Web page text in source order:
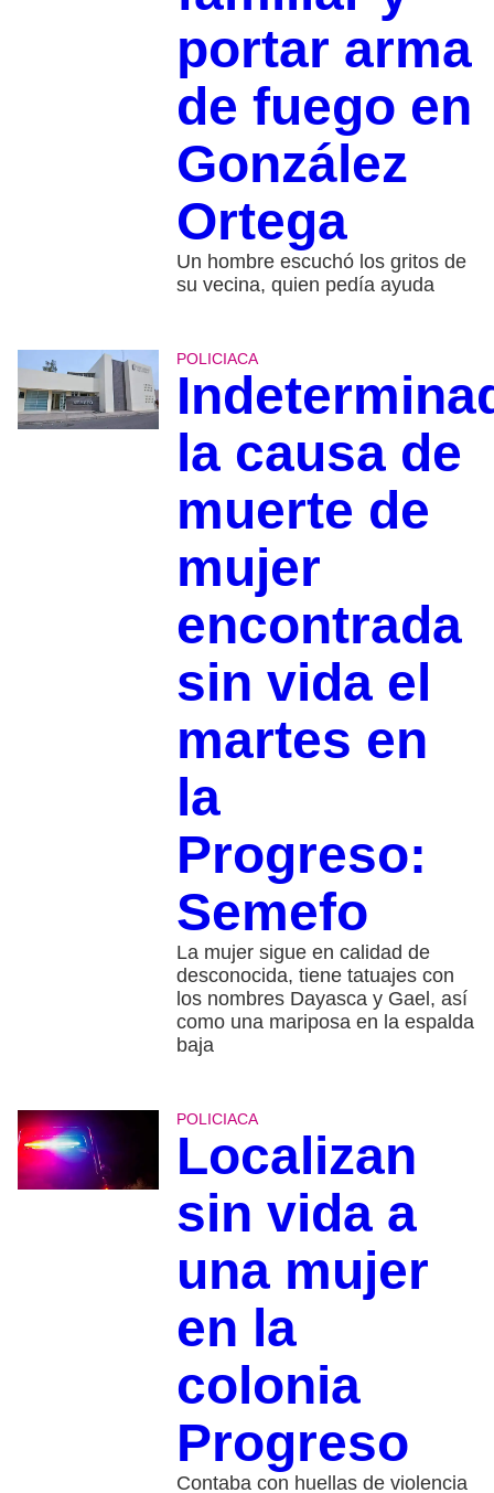
portar arma
de fuego en
González
Ortega
Un hombre escuchó los gritos de
su vecina, quien pedía ayuda
POLICIACA
la causa de
muerte de
mujer
encontrada
sin vida el
martes en
la
Progreso:
Semefo
La mujer sigue en calidad de
desconocida, tiene tatuajes con
los nombres Dayasca y Gael, así
como una mariposa en la espalda
baja
POLICIACA
Localizan
sin vida a
una mujer
en la
colonia
Progreso
Contaba con huellas de violencia